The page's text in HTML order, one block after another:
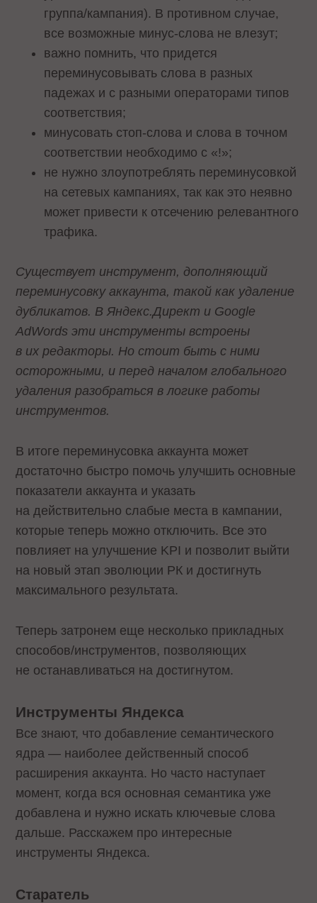
группа/кампания). В противном случае,
все возможные минус-слова не влезут;
важно помнить, что придется
переминусовывать слова в разных
падежах и с разными операторами типов
соответствия;
минусовать стоп-слова и слова в точном
соответствии необходимо с «!»;
не нужно злоупотреблять переминусовкой
на сетевых кампаниях, так как это неявно
может привести к отсечению релевантного
трафика.
Существует инструмент, дополняющий
переминусовку аккаунта, такой как удаление
дубликатов. В Яндекс.Директ и Google
AdWords эти инструменты встроены
в их редакторы. Но стоит быть с ними
осторожными, и перед началом глобального
удаления разобраться в логике работы
инструментов.
В итоге переминусовка аккаунта может
достаточно быстро помочь улучшить основные
показатели аккаунта и указать
на действительно слабые места в кампании,
которые теперь можно отключить. Все это
повлияет на улучшение KPI и позволит выйти
на новый этап эволюции РК и достигнуть
максимального результата.
Теперь затронем еще несколько прикладных
способов/инструментов, позволяющих
не останавливаться на достигнутом.
Инструменты Яндекса
Все знают, что добавление семантического
ядра — наиболее действенный способ
расширения аккаунта. Но часто наступает
момент, когда вся основная семантика уже
добавлена и нужно искать ключевые слова
дальше. Расскажем про интересные
инструменты Яндекса.
Старатель